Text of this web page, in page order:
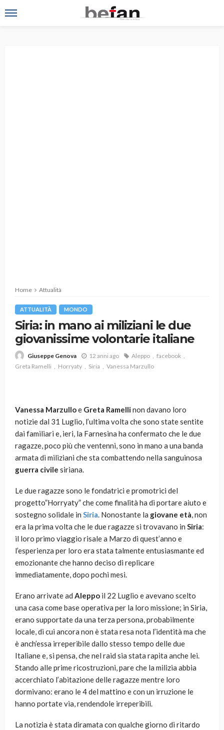
Home Attualità
ATTUALITÀ MONDO
Siria: in mano ai miliziani le due
giovanissime volontarie italiane
Giuseppe Genova 12 anni ago Aleppo
facebook
Greta Ramelli
Horryaty Siria Vanessa Marzullo
Vanessa Marzulloe Greta Ramellinon davano loro
notizie dal 31 Luglio, l’ultima volta che sono state sentite
dai familiari e, ieri, la Farnesina ha confermato che le due
ragazze, poco più che ventenni, sono in mano a una banda
armata di miliziani che sta combattendo nella sanguinosa
guerra civile siriana.
Le due ragazze sono le fondatrici e promotrici del
progetto”Horryaty” che come finalità ha di portare aiuto e
sostegno solidale in Siria. Nonostante la giovane età, non
era la prima volta che le due ragazze si trovavano in Siria:
il loro primo viaggio risale a Marzo di quest’anno e
l’esperienza per loro era stata talmente entusiasmante ed
emozionante che hanno deciso di replicare
immediatamente, dopo pochi mesi.
Erano arrivate ad Aleppo il 22 Luglio e avevano scelto
una casa come base operativa per la loro missione; in Siria,
erano supportate da una terza persona, probabilmente
locale, di cui ancora non è stata resa nota l’identità ma che
è anch’essa irreperibile dallo stesso tempo delle due
Italiane e, si pensa, che nel raid sia stata rapita anche lei.
Stando alle prime ricostruzioni, pare che la milizia abbia
accerchiato l’abitazione delle ragazze mentre loro
dormivano: erano le 4 del mattino e con un irruzione le
hanno portate via, rendendole irreperibili.
La notizia è stata diramata con qualche giorno di ritardo